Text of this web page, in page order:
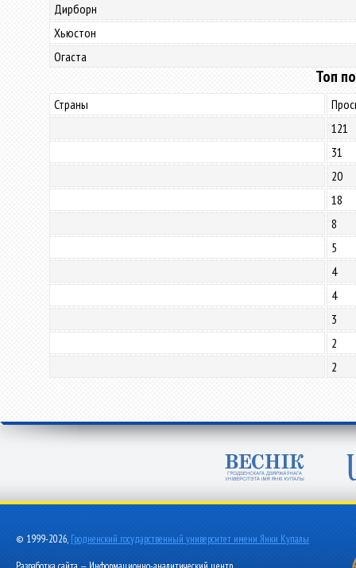
Дирборн
Хьюстон
Огаста
Топ
Страны
121
31
20
18
8
5
4
4
3
2
2
© 1999-2026, Гродненский государственный университет имени Янки Купалы